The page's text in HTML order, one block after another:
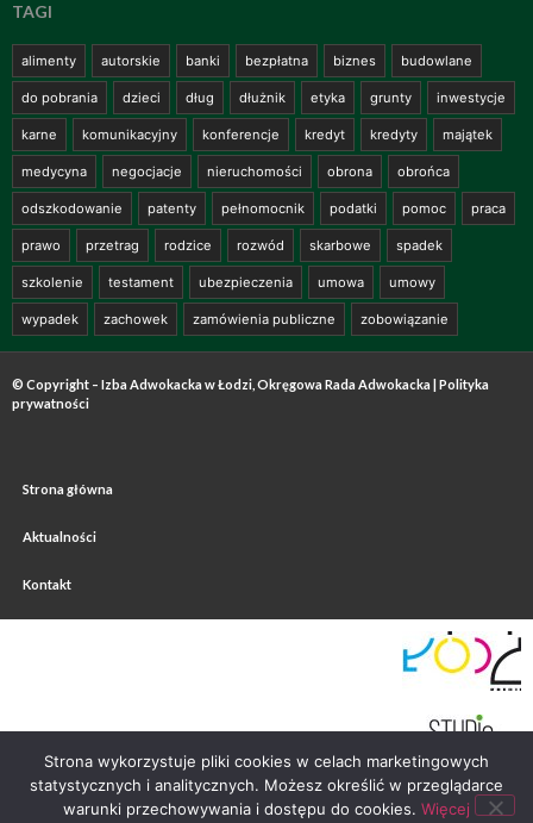
TAGI
alimenty autorskie banki bezpłatna biznes budowlane
do pobrania dzieci dług dłużnik etyka grunty inwestycje
karne komunikacyjny konferencje kredyt kredyty majątek
medycyna negocjacje nieruchomości obrona obrońca
odszkodowanie patenty pełnomocnik podatki pomoc praca
prawo przetrag rodzice rozwód skarbowe spadek
szkolenie testament ubezpieczenia umowa umowy
wypadek zachowek zamówienia publiczne zobowiązanie
© Copyright – Izba Adwokacka w Łodzi, Okręgowa Rada Adwokacka | Polityka
prywatności
Strona główna
Aktualności
Kontakt
Strona wykorzystuje pliki cookies w celach marketingowych
statystycznych i analitycznych. Możesz określić w przeglądarce
warunki przechowywania i dostępu do cookies. Więcej